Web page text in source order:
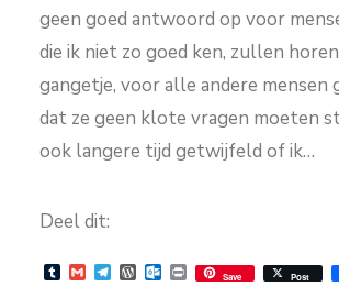
geen goed antwoord op voor
die ik niet zo goed ken, zullen
gangetje, voor alle andere mensen
dat ze geen klote vragen moeten
ook langere tijd getwijfeld of ik…
Deel dit:
Tumblr
GmailTelegram
WordPress
Outlook.com
PrintSave Post